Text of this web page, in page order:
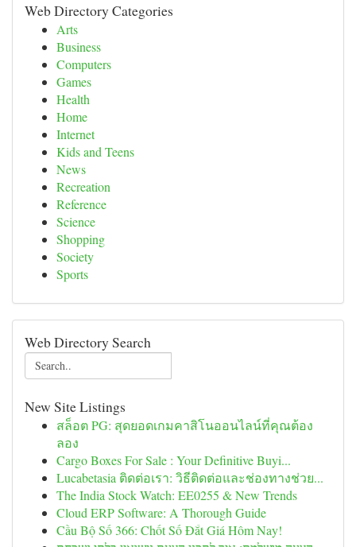
Web Directory Categories
Arts
Business
Computers
Games
Health
Home
Internet
Kids and Teens
News
Recreation
Reference
Science
Shopping
Society
Sports
Web Directory Search
New Site Listings
สล็อต PG: สุดยอดเกมคาสิโนออนไลน์ที่คุณต้อง
ลอง
Cargo Boxes For Sale : Your Definitive Buyi...
Lucabetasia ติดต่อเรา: วิธีติดต่อและช่องทางช่วย...
The India Stock Watch: EE0255 & New Trends
Cloud ERP Software: A Thorough Guide
Cầu Bộ Số 366: Chốt Số Đắt Giá Hôm Nay!